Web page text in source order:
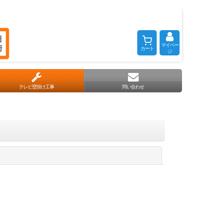
カート
マイペー
ジ
テレビ壁掛け工事 問い合わせ